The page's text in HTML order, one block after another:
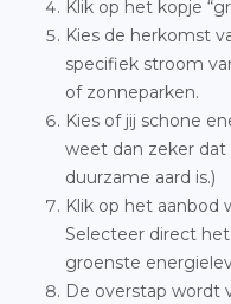
Klik op het kopje
Kies de herkomst
specifiek stroom
of zonneparken.
Kies of jij schone
weet dan zeker dat
duurzame aard is.)
Klik op het aanbod
Selecteer direct
groenste
De overstap wordt